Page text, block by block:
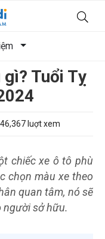
Tuổi Tỵ
46,367 luợt xem
chiếc xe ô tô phù
chọn màu xe theo
quan tâm, nó sẽ
người sở hữu.